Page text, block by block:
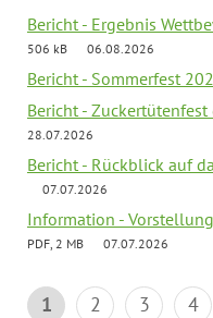
Bericht - Ergebnis
506 kB
06.08.2026
Bericht - Sommerfest
Bericht -
28.07.2026
Bericht - Rückblick auf
07.07.2026
Information -
PDF, 2 MB 07.07.2026
1 2 3 4